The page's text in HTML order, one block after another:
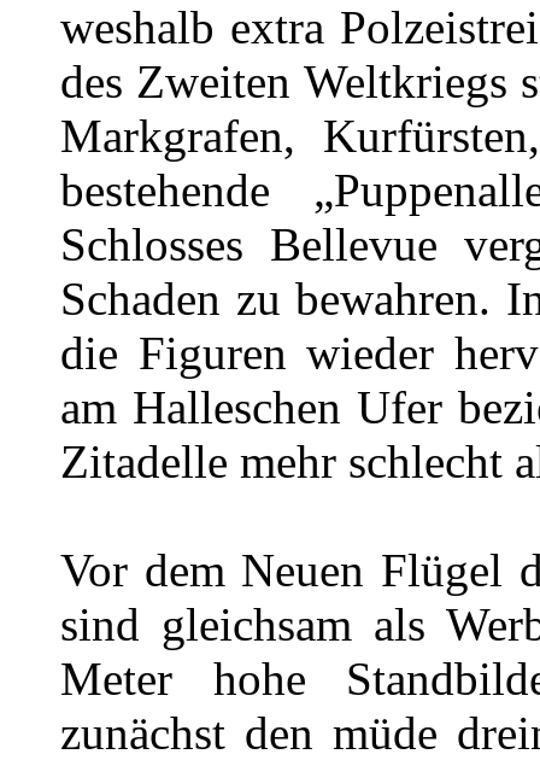
weshalb extra
des Zweiten Weltkriegs
Markgrafen,
bestehende
Schlosses Bellevue
Schaden zu bewahren.
die Figuren wieder
am Halleschen Ufer
Zitadelle mehr schlecht
Vor dem Neuen Flügel
sind gleichsam als
Meter hohe
zunächst den müde